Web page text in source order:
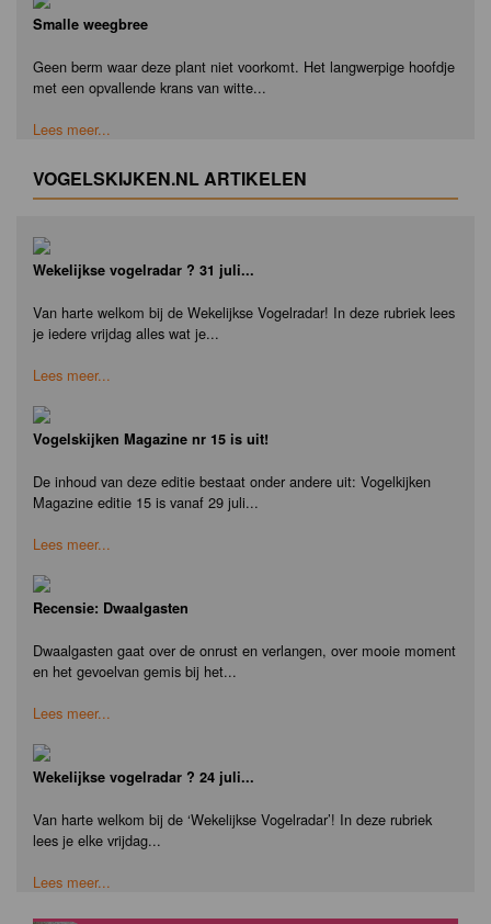
Smalle weegbree
Geen berm waar deze plant niet voorkomt. Het langwerpige hoofdje
met een opvallende krans van witte...
Lees meer...
VOGELSKIJKEN.NL ARTIKELEN
Wekelijkse vogelradar ? 31 juli...
Van harte welkom bij de Wekelijkse Vogelradar! In deze rubriek lees
je iedere vrijdag alles wat je...
Lees meer...
Vogelskijken Magazine nr 15 is uit!
De inhoud van deze editie bestaat onder andere uit: Vogelkijken
Magazine editie 15 is vanaf 29 juli...
Lees meer...
Recensie: Dwaalgasten
Dwaalgasten gaat over de onrust en verlangen, over mooie moment
en het gevoelvan gemis bij het...
Lees meer...
Wekelijkse vogelradar ? 24 juli...
Van harte welkom bij de ‘Wekelijkse Vogelradar’! In deze rubriek
lees je elke vrijdag...
Lees meer...